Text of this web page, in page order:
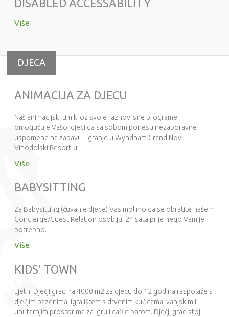
DISABLED ACCESSABILITY
Više
DJECA
ANIMACIJA ZA DJECU
Naš animacijski tim kroz svoje raznovrsne programe
omogućuje Vašoj djeci da sa sobom ponesu nezaboravne
uspomene na zabavu i igranje u Wyndham Grand Novi
Vinodolski Resort-u.
Više
BABYSITTING
Za Babysitting (čuvanje djece) Vas molimo da se obratite našem
Concierge/Guest Relation osoblju, 24 sata prije nego Vam je
potrebno.
Više
KIDS' TOWN
Ljetni Dječji grad na 4000 m2 za djecu do 12 godina raspolaže s
dječjim bazenima, igralištem s drvenim kućicama, vanjskim i
unutarnjim prostorima za igru i caffe barom. Dječji grad stoji